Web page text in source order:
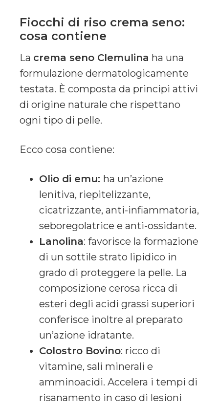
Fiocchi di riso crema seno:
cosa contiene
La crema seno Clemulina ha una
formulazione dermatologicamente
testata. È composta da principi attivi
di origine naturale che rispettano
ogni tipo di pelle.
Ecco cosa contiene:
Olio di emu: ha un’azione
lenitiva, riepitelizzante,
cicatrizzante, anti-infiammatoria,
seboregolatrice e anti-ossidante.
Lanolina: favorisce la formazione
di un sottile strato lipidico in
grado di proteggere la pelle. La
composizione cerosa ricca di
esteri degli acidi grassi superiori
conferisce inoltre al preparato
un’azione idratante.
Colostro Bovino: ricco di
vitamine, sali minerali e
amminoacidi. Accelera i tempi di
risanamento in caso di lesioni